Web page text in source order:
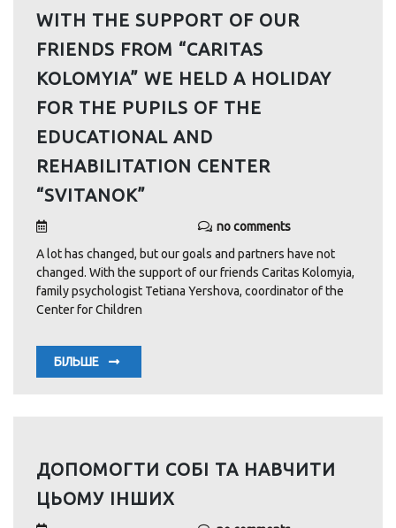
WITH THE SUPPORT OF OUR
FRIENDS FROM “CARITAS
KOLOMYIA” WE HELD A HOLIDAY
FOR THE PUPILS OF THE
EDUCATIONAL AND
REHABILITATION CENTER
“SVITANOK”
no comments
A lot has changed, but our goals and partners have not
changed. With the support of our friends Caritas Kolomyia,
family psychologist Tetiana Yershova, coordinator of the
Center for Children
БІЛЬШЕ
ДОПОМОГТИ СОБІ ТА НАВЧИТИ
ЦЬОМУ ІНШИХ